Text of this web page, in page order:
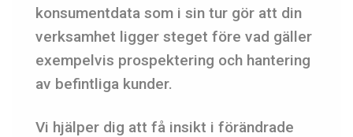
konsumentdata som i sin tur gör att din
verksamhet ligger steget före vad gäller
exempelvis prospektering och hantering
av befintliga kunder.
Vi hjälper dig att få insikt i förändrade